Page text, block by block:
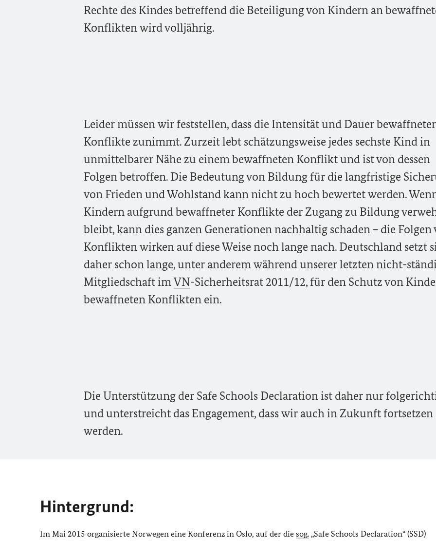
Rechte des Kindes betreffend die Beteiligung von Kindern an
Konflikten wird volljährig.
Leider müssen wir feststellen, dass die Intensität und Dauer bewaffneter
Konflikte zunimmt. Zurzeit lebt schätzungsweise jedes sechste Kind in
unmittelbarer Nähe zu einem bewaffneten Konflikt und ist von dessen
Folgen betroffen. Die Bedeutung von Bildung für die langfristige
von Frieden und Wohlstand kann nicht zu hoch bewertet werden.
Kindern aufgrund bewaffneter Konflikte der Zugang zu Bildung
bleibt, kann dies ganzen Generationen nachhaltig schaden – die Folgen
Konflikten wirken auf diese Weise noch lange nach. Deutschland setzt
daher schon lange, unter anderem während unserer letzten nicht-
Mitgliedschaft imVN-Sicherheitsrat 2011/12, für den Schutz von
bewaffneten Konflikten ein.
Die Unterstützung der Safe Schools Declaration ist daher nur
und unterstreicht das Engagement, dass wir auch in Zukunft fortsetzen
werden.
Hintergrund:
Im Mai 2015 organisierte Norwegen eine Konferenz in Oslo, auf der die sog. „Safe Schools Declaration“ (SSD)